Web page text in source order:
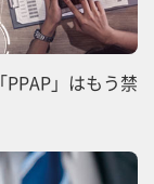
」はもう禁